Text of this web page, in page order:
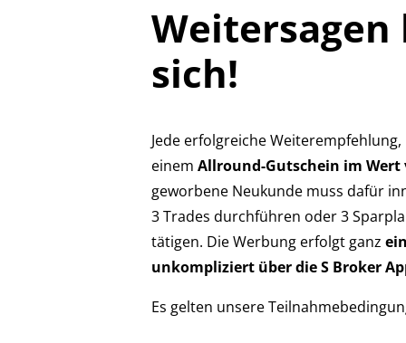
sich!
Jede erfolgreiche
einem Allround-Gutschein im Wert
geworbene Neukunde muss dafür
3 Trades durchführen oder 3
tätigen. Die Werbung erfolgt ganz
unkompliziert über die S Broker
Es gelten unsere